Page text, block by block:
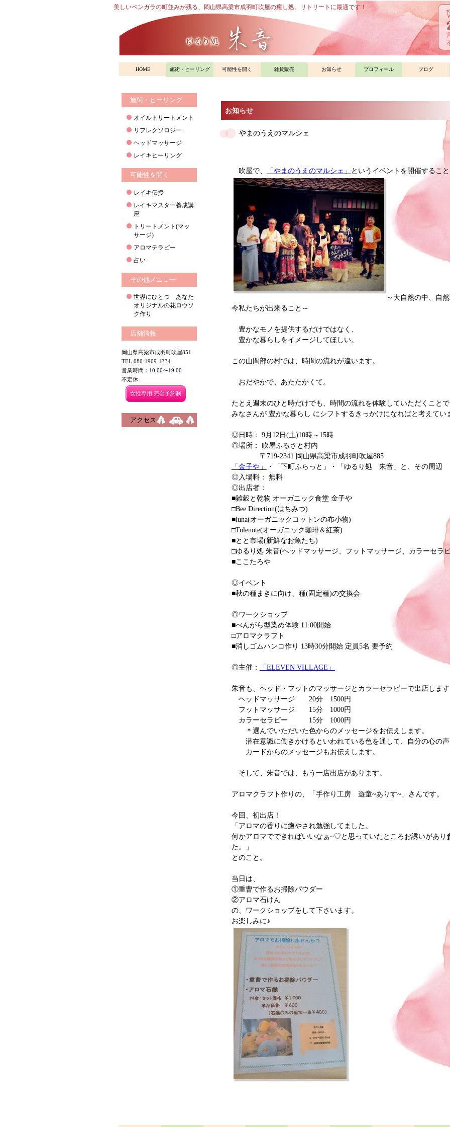
美しいベンガラの町並みが残る、岡山県高梁市成羽町吹屋の癒し処。リトリートに最適です！
HOME 施術・ヒーリング 可能性を開く 雑貨販売 お知らせ プロフィール ブログ
お知らせ
やまのうえのマルシェ
吹屋で、 「やまのうえのマルシェ」 というイベントを開催するこ
～大自然の中、自
今私たちが出来ること～
豊かなモノを提供するだけではなく、
豊かな暮らしをイメージしてほしい。
この山間部の村では、時間の流れが違います。
おだやかで、あたたかくて。
たとえ週末のひと時だけでも、時間の流れを体験していただくこと
みなさんが 豊かな暮らし にシフトするきっかけになればと考えてい
◎日時： 9月12日(土)10時～15時
◎場所： 吹屋ふるさと村内
〒719-2341 岡山県高梁市成羽町吹屋885
「金子や」
・「下町ふらっと」・「ゆるり処 朱音」と、その周辺
◎入場料： 無料
◎出店者：
■雑穀と乾物 オーガニック食堂 金子や
□Bee Direction(はちみつ)
■luna(オーガニックコットンの布小物)
□Tulenote(オーガニック珈琲＆紅茶)
■とと市場(新鮮なお魚たち)
□ゆるり処 朱音(ヘッドマッサージ、フットマッサージ、カラーセラ
■ここたろや
◎イベント
■秋の種まきに向け、種(固定種)の交換会
◎ワークショップ
■べんがら型染め体験 11:00開始
□アロマクラフト
■消しゴムハンコ作り 13時30分開始 定員5名 要予約
◎主催： 「ELEVEN VILLAGE」
朱音も、ヘッド・フットのマッサージとカラーセラピーで出店しま
ヘッドマッサージ 20分 1500円
フットマッサージ 15分 1000円
カラーセラピー 15分 1000円
＊選んでいただいた色からのメッセージをお伝えします。
潜在意識に働きかけるといわれている色を通して、自分の心の声
カードからのメッセージもお伝えします。
そして、朱音では、もう一店出店があります。
アロマクラフト作りの、「手作り工房 遊童~ありす~」さんです。
今回、初出店！
「アロマの香りに癒やされ勉強してました。
何かアロマでできればいいなぁ~♡と思っていたところお誘いがあり
た。」
とのこと。
当日は、
①重曹で作るお掃除パウダー
②アロマ石けん
の、ワークショップをして下さいます。
お楽しみに♪
施術・ヒーリング
オイルトリートメント
リフレクソロジー
ヘッドマッサージ
レイキヒーリング
可能性を開く
レイキ伝授
レイキマスター養成講
座
トリートメント(マッ
サージ)
アロマテラピー
占い
その他メニュー
世界にひとつ あなた
オリジナルの花ロウソ
ク作り
店舗情報
岡山県高梁市成羽町吹屋851
TEL:080-1909-1334
営業時間：10:00〜19:00
不定休
女性専用 完全予約制
アクセス